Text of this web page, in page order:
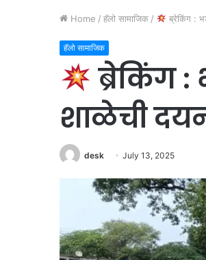
Home / हॅलो सामाजिक / ब्रेकिंग :
हॅलो सामाजिक
ब्रेकिंग :
शाळेची
desk July 13, 2025